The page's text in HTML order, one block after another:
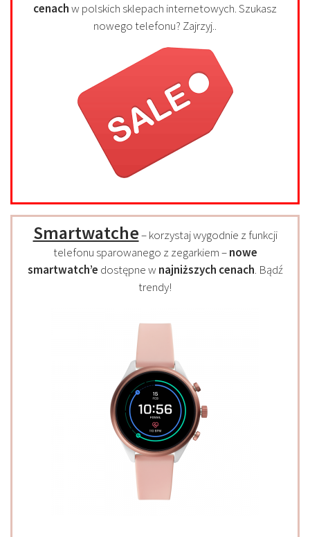
cenachw polskich sklepach internetowych. Szukasz
nowego telefonu? Zajrzyj..
Smartwatche– korzystaj wygodnie z funkcji
telefonu sparowanego z zegarkiem –nowe
smartwatch’e dostępne w najniższych cenach. Bądź
trendy!